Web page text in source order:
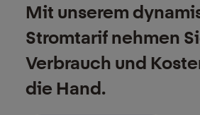
Mit unserem
Stromtarif nehmen
Verbrauch und
die Hand.